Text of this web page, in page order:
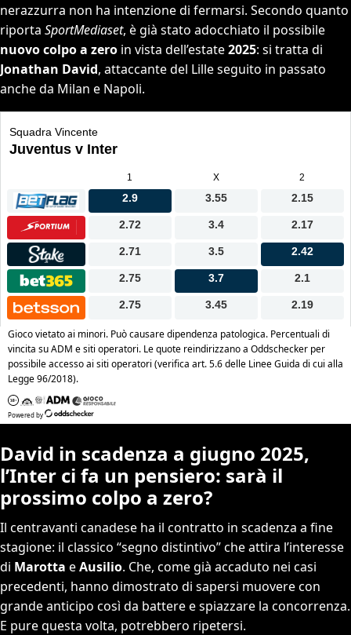
nerazzurra non ha intenzione di fermarsi. Secondo quanto
riporta SportMediaset, è già stato adocchiato il possibile
nuovo colpo a zero in vista dell’estate2025: si tratta di
Jonathan David, attaccante del Lille seguito in passato
anche da Milan e Napoli.
David in scadenza a giugno 2025,
l’Inter ci fa un pensiero: sarà il
prossimo colpo a zero?
Il centravanti canadese ha il contratto in scadenza a fine
stagione: il classico “segno distintivo” che attira l’interesse
di Marotta eAusilio. Che, come già accaduto nei casi
precedenti, hanno dimostrato di sapersi muovere con
grande anticipo così da battere e spiazzare la concorrenza.
E pure questa volta, potrebbero ripetersi.